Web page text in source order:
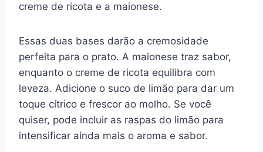
creme de ricota e a maionese.
Essas duas bases darão a cremosidade
perfeita para o prato. A maionese traz sabor,
enquanto o creme de ricota equilibra com
leveza. Adicione o suco de limão para dar um
toque cítrico e frescor ao molho. Se você
quiser, pode incluir as raspas do limão para
intensificar ainda mais o aroma e sabor.